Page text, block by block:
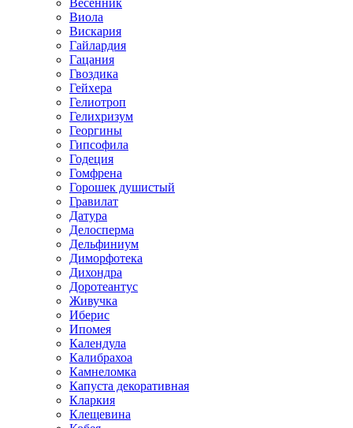
Весенник
Виола
Вискария
Гайлардия
Гацания
Гвоздика
Гейхера
Гелиотроп
Гелихризум
Георгины
Гипсофила
Годеция
Гомфрена
Горошек душистый
Гравилат
Датура
Делосперма
Дельфиниум
Диморфотека
Дихондра
Доротеантус
Живучка
Иберис
Ипомея
Календула
Калибрахоа
Камнеломка
Капуста декоративная
Кларкия
Клещевина